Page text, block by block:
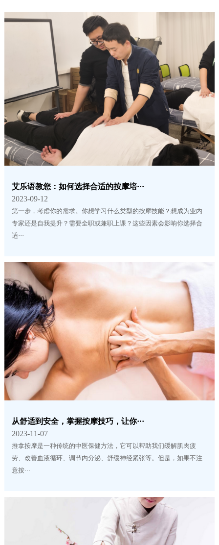
艾乐语教您：如何选择合适的按摩培···
2023-09-12
第一步，考虑你的需求。你想学习什么类型的按摩技能？想成为业内
专家还是自我提升？需要全职或兼职上课？这些因素会影响你选择合
适···
从舒适到安全，掌握按摩技巧，让你···
2023-11-07
推拿按摩是一种传统的中医保健方法，它可以帮助我们缓解肌肉疲
劳、改善血液循环、调节内分泌、舒缓神经紧张等。但是，如果不注
意按···